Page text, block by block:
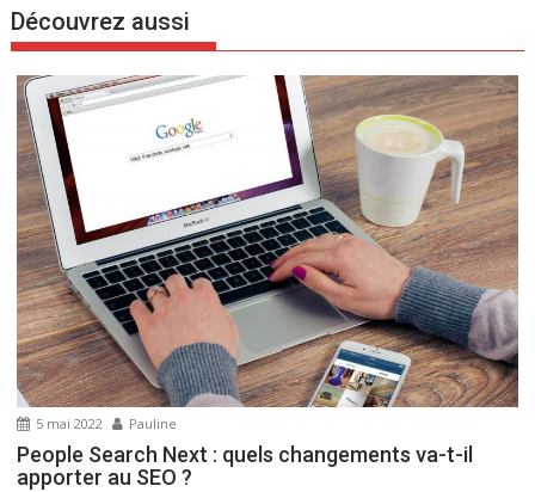
a
i
o
n
d
e
l
’
a
r
t
i
c
l
Découvrez aussi
5 mai 2022 Pauline
People Search Next : quels changements va-t-il
apporter au SEO ?